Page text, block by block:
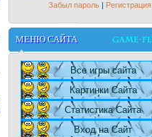
Забыл пароль| Регистрация
МЕНЮ САЙТА
Все игры сайта
Картинки Сайта
Статистика Сайта
Вход на Сайт